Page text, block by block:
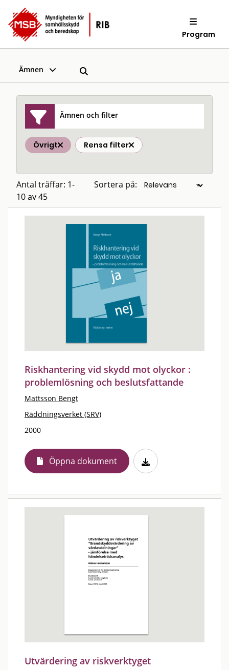
Program
Ämnen
Ämnen och filter
Övrigt Rensa filter
Antal träffar: 1-
10 av 45
Sortera på:
Riskhantering vid skydd mot olyckor :
problemlösning och beslutsfattande
Mattsson Bengt
Räddningsverket (SRV)
2000
Öppna dokument
Utvärdering av riskverktyget